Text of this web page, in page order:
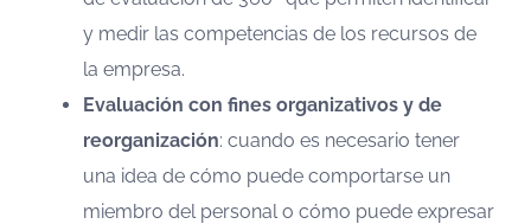
y medir las competencias de los recursos de
la empresa.
Evaluación con fines organizativos y de
reorganización: cuando es necesario tener
una idea de cómo puede comportarse un
miembro del personal o cómo puede expresar